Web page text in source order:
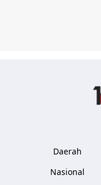
Daerah
Nasional